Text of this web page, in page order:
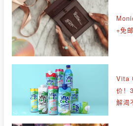
+免
Vita
价！
解渴